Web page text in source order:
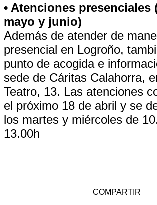
• Atenciones presenciales
mayo y junio)
Además de atender de
presencial en Logroño,
punto de acogida e
sede de Cáritas Calahorra,
Teatro, 13. Las atenciones
el próximo 18 de abril y se
los martes y miércoles de
13.00h
COMPARTIR